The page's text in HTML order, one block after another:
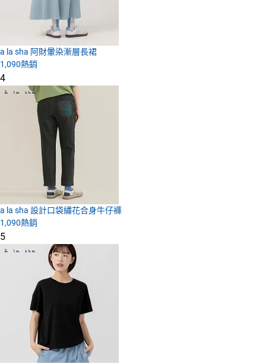
a la sha 阿財暈染漸層長裙
1,090熱銷
4
a la sha 設計口袋繡花合身牛仔褲
1,090熱銷
5